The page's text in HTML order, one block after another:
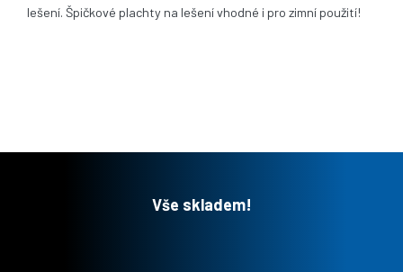
lešení. Špičkové plachty na lešení vhodné i pro zimní použití!
Vše skladem!